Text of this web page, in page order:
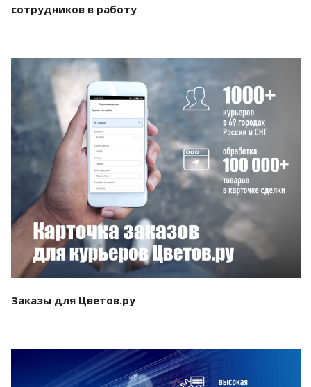
сотрудников в работу
Смотреть проект
Заказы для Цветов.ру